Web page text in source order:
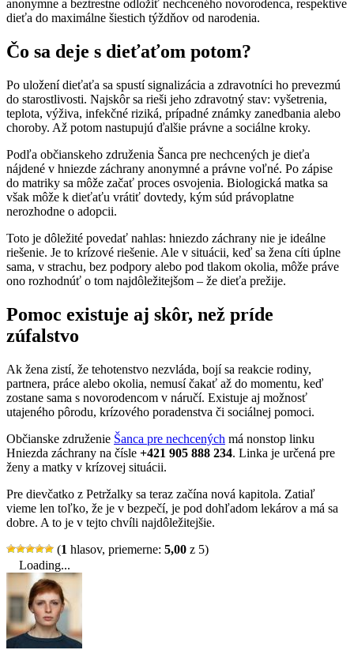
anonymne a beztrestne odložiť nechceného novorodenca, respektíve
dieťa do maximálne šiestich týždňov od narodenia.
Čo sa deje s dieťaťom potom?
Po uložení dieťaťa sa spustí signalizácia a zdravotníci ho prevezmú
do starostlivosti. Najskôr sa rieši jeho zdravotný stav: vyšetrenia,
teplota, výživa, infekčné riziká, prípadné známky zanedbania alebo
choroby. Až potom nastupujú ďalšie právne a sociálne kroky.
Podľa občianskeho združenia Šanca pre nechcených je dieťa
nájdené v hniezde záchrany anonymné a právne voľné. Po zápise
do matriky sa môže začať proces osvojenia. Biologická matka sa
však môže k dieťaťu vrátiť dovtedy, kým súd právoplatne
nerozhodne o adopcii.
Toto je dôležité povedať nahlas: hniezdo záchrany nie je ideálne
riešenie. Je to krízové riešenie. Ale v situácii, keď sa žena cíti úplne
sama, v strachu, bez podpory alebo pod tlakom okolia, môže práve
ono rozhodnúť o tom najdôležitejšom – že dieťa prežije.
Pomoc existuje aj skôr, než príde
zúfalstvo
Ak žena zistí, že tehotenstvo nezvláda, bojí sa reakcie rodiny,
partnera, práce alebo okolia, nemusí čakať až do momentu, keď
zostane sama s novorodencom v náručí. Existuje aj možnosť
utajeného pôrodu, krízového poradenstva či sociálnej pomoci.
Občianske združenie Šanca pre nechcených má nonstop linku
Hniezda záchrany na čísle +421 905 888 234. Linka je určená pre
ženy a matky v krízovej situácii.
Pre dievčatko z Petržalky sa teraz začína nová kapitola. Zatiaľ
vieme len toľko, že je v bezpečí, je pod dohľadom lekárov a má sa
dobre. A to je v tejto chvíli najdôležitejšie.
(1 hlasov, priemerne: 5,00 z 5)
Loading...